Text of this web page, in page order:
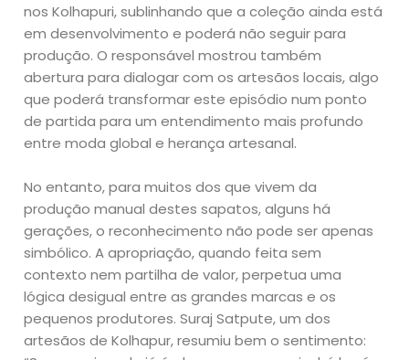
nos Kolhapuri, sublinhando que a coleção ainda está
em desenvolvimento e poderá não seguir para
produção. O responsável mostrou também
abertura para dialogar com os artesãos locais, algo
que poderá transformar este episódio num ponto
de partida para um entendimento mais profundo
entre moda global e herança artesanal.
No entanto, para muitos dos que vivem da
produção manual destes sapatos, alguns há
gerações, o reconhecimento não pode ser apenas
simbólico. A apropriação, quando feita sem
contexto nem partilha de valor, perpetua uma
lógica desigual entre as grandes marcas e os
pequenos produtores. Suraj Satpute, um dos
artesãos de Kolhapur, resumiu bem o sentimento: